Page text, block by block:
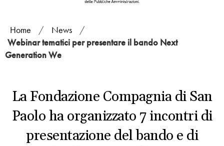
Home / News
/
Webinar tematici per presentare il bando Next
Generation We
La Fondazione Compagnia di San
Paolo ha organizzato 7 incontri di
presentazione del bando e di